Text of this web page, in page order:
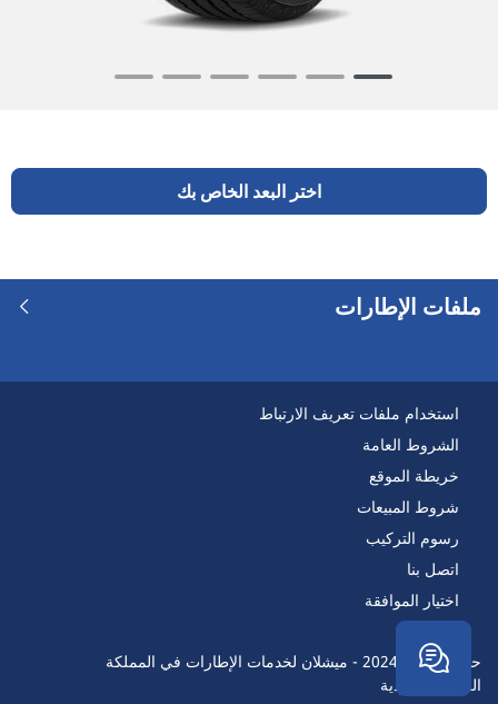
اختر البعد الخاص بك
ملفات الإطارات
استخدام ملفات تعريف الارتباط
الشروط العامة
خريطة الموقع
شروط المبيعات
رسوم التركيب
اتصل بنا
اختيار الموافقة
حقوق النسخ 2024 - ميشلان لخدمات الإطارات في المملكة
العربيةالسعودية